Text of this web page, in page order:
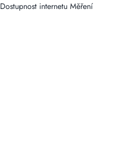
Dostupnost internetu Měření